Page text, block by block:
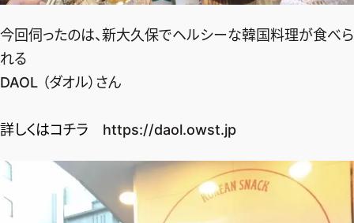
今回伺ったのは、新大久保でヘルシーな韓国料理が食べら
れる
DAOL （ダオル）さん
詳しくはコチラ https://daol.owst.jp